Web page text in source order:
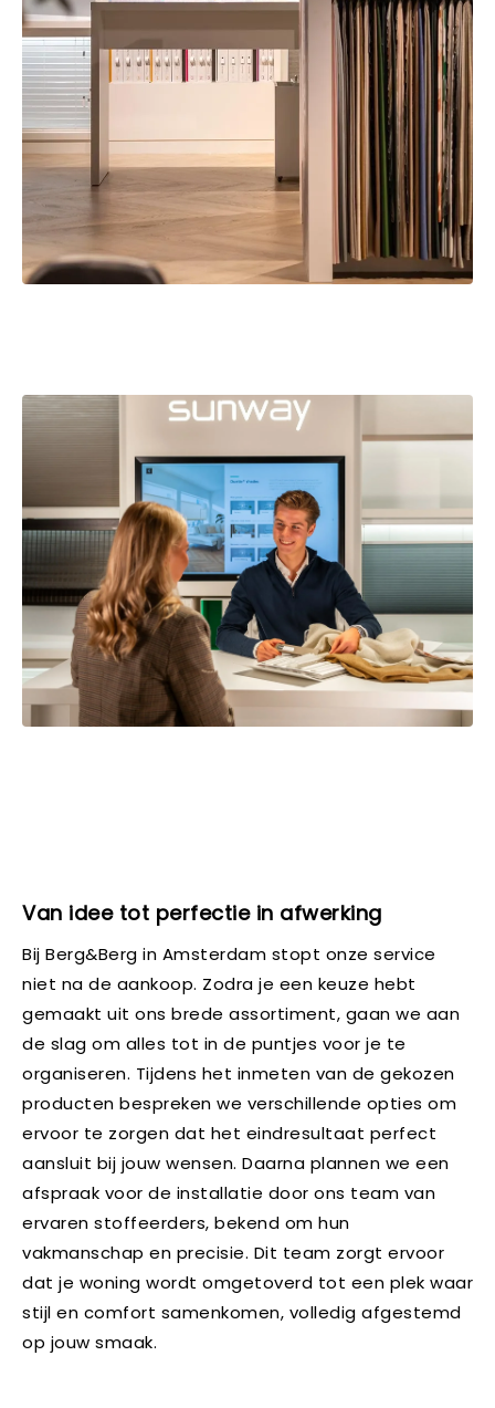
Van idee tot perfectie in afwerking
Bij Berg&Berg in Amsterdam stopt onze service
niet na de aankoop. Zodra je een keuze hebt
gemaakt uit ons brede assortiment, gaan we aan
de slag om alles tot in de puntjes voor je te
organiseren. Tijdens het inmeten van de gekozen
producten bespreken we verschillende opties om
ervoor te zorgen dat het eindresultaat perfect
aansluit bij jouw wensen. Daarna plannen we een
afspraak voor de installatie door ons team van
ervaren stoffeerders, bekend om hun
vakmanschap en precisie. Dit team zorgt ervoor
dat je woning wordt omgetoverd tot een plek waar
stijl en comfort samenkomen, volledig afgestemd
op jouw smaak.